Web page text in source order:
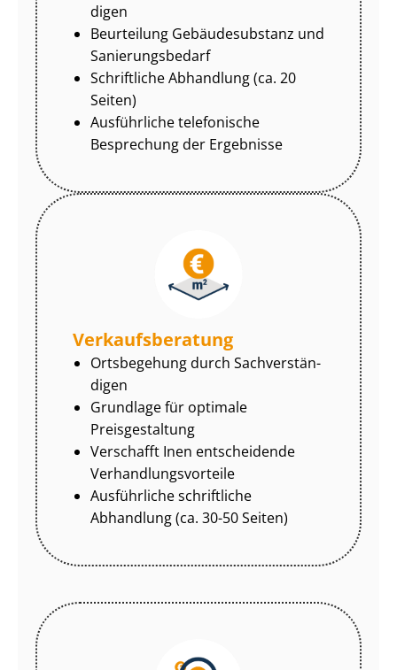
di­gen
Beurteilung Gebäudesubstanz und
Sa­nie­rungs­be­darf
Schriftliche Abhandlung (ca. 20
Seiten)
Ausführliche telefonische
Besprechung der Ergebnisse
Ver­kaufs­be­ra­tung
Ortsbegehung durch Sach­ver­stän­
di­gen
Grundlage für optimale
Preisgestaltung
Verschafft Inen entscheidende
Ver­hand­lungs­vor­tei­le
Ausführliche schriftliche
Abhandlung (ca. 30-50 Seiten)